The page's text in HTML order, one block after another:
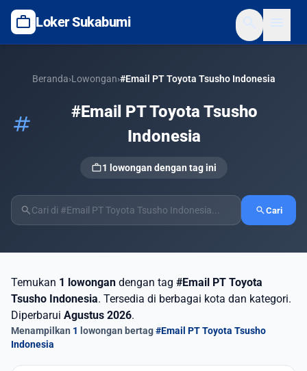
work Loker Sukabumi
Beranda›Lowongan›#Email PT Toyota Tsusho Indonesia
tag
#Email PT Toyota Tsusho
Indonesia
work1 lowongan dengan tag ini
search searchCari
Temukan 1 lowongan dengan tag #Email PT Toyota
Tsusho Indonesia. Tersedia di berbagai kota dan kategori.
Diperbarui Agustus 2026.
Menampilkan 1 lowongan bertag#Email PT Toyota Tsusho
Indonesia